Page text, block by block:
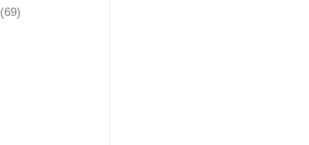
(69)